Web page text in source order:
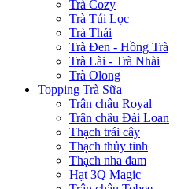
Trà Cozy
Trà Túi Lọc
Trà Thái
Trà Đen - Hồng Trà
Trà Lài - Trà Nhài
Trà Olong
Topping Trà Sữa
Trân châu Royal
Trân châu Đài Loan
Thạch trái cây
Thạch thủy tinh
Thạch nha đam
Hạt 3Q Magic